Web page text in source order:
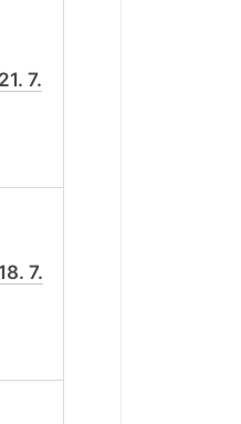
7.
7.